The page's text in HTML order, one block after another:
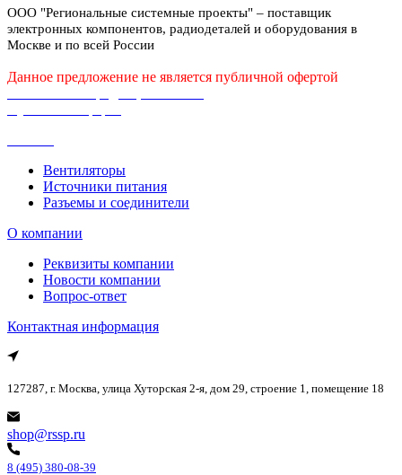
ООО "Региональные системные проекты" – поставщик
электронных компонентов, радиодеталей и оборудования в
Москве и по всей России
Данное предложение не является публичной офертой
Вентиляторы
Источники питания
Разъемы и соединители
О компании
Реквизиты компании
Новости компании
Вопрос-ответ
Контактная информация
127287, г. Москва, улица Хуторская 2-я, дом 29, строение 1, помещение 18
shop@rssp.ru
8 (495) 380-08-39